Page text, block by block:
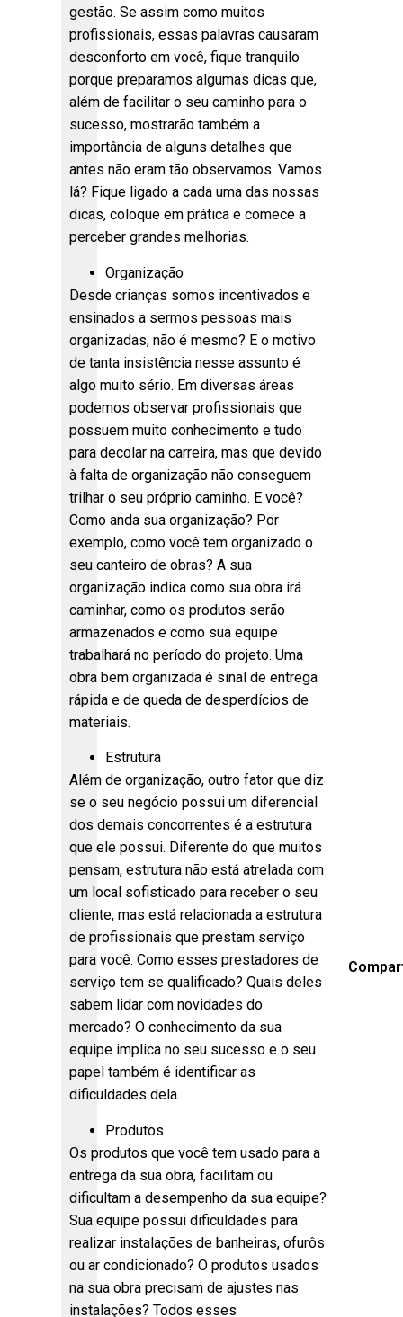
gestão. Se assim como muitos
profissionais, essas palavras causaram
desconforto em você, fique tranquilo
porque preparamos algumas dicas que,
além de facilitar o seu caminho para o
sucesso, mostrarão também a
importância de alguns detalhes que
antes não eram tão observamos. Vamos
lá? Fique ligado a cada uma das nossas
dicas, coloque em prática e comece a
perceber grandes melhorias.
Organização
Desde crianças somos incentivados e
ensinados a sermos pessoas mais
organizadas, não é mesmo? E o motivo
de tanta insistência nesse assunto é
algo muito sério. Em diversas áreas
podemos observar profissionais que
possuem muito conhecimento e tudo
para decolar na carreira, mas que devido
à falta de organização não conseguem
trilhar o seu próprio caminho. E você?
Como anda sua organização? Por
exemplo, como você tem organizado o
seu canteiro de obras? A sua
organização indica como sua obra irá
caminhar, como os produtos serão
armazenados e como sua equipe
trabalhará no período do projeto. Uma
obra bem organizada é sinal de entrega
rápida e de queda de desperdícios de
materiais.
Estrutura
Além de organização, outro fator que diz
se o seu negócio possui um diferencial
dos demais concorrentes é a estrutura
que ele possui. Diferente do que muitos
pensam, estrutura não está atrelada com
um local sofisticado para receber o seu
cliente, mas está relacionada a estrutura
de profissionais que prestam serviço
para você. Como esses prestadores de
serviço tem se qualificado? Quais deles
sabem lidar com novidades do
mercado? O conhecimento da sua
equipe implica no seu sucesso e o seu
papel também é identificar as
dificuldades dela.
Produtos
Os produtos que você tem usado para a
entrega da sua obra, facilitam ou
dificultam a desempenho da sua equipe?
Sua equipe possui dificuldades para
realizar instalações de banheiras, ofurôs
ou ar condicionado? O produtos usados
na sua obra precisam de ajustes nas
instalações? Todos esses